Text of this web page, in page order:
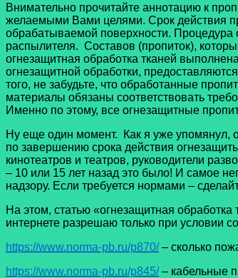
Внимательно прочитайте аннотацию к
желаемыми Вами целями. Срок действия
обрабатываемой поверхности. Процедура
распылителя. Составов (пропиток),
огнезащитная обработка тканей
огнезащитной обработки,
того, не забудьте, что обработанные
материалы обязаны соответствовать
Именно по этому, все огнезащитные
Ну еще один момент. Как я уже упомянул,
по завершению срока действия
кинотеатров и театров, руководители
– 10 или 15 лет назад это было! И самое
надзору. Если требуется нормами –
На этом, статью «огнезащитная
интернете разрешаю только при условии
https://www.norma-pb.ru/p870/– сколько
https://www.norma-pb.ru/p845/– кабельные